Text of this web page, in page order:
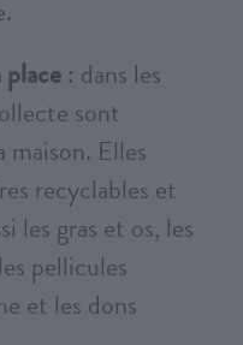
: dans les
sont
maison. Elles
recyclables et
les gras et os, les
pellicules
et les dons